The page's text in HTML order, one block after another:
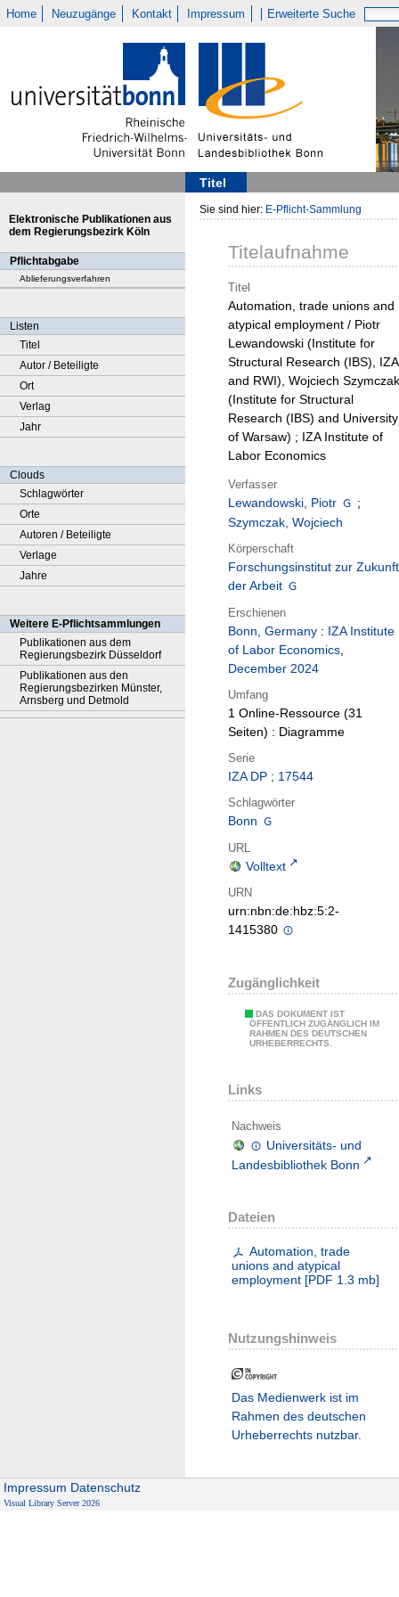
Home Neuzugänge Kontakt Impressum Erweiterte Suche
Titel
Elektronische Publikationen aus
dem Regierungsbezirk Köln
Pflichtabgabe
Ablieferungsverfahren
Listen
Titel
Autor / Beteiligte
Ort
Verlag
Jahr
Clouds
Schlagwörter
Orte
Autoren / Beteiligte
Verlage
Jahre
Weitere E-Pflichtsammlungen
Publikationen aus dem
Regierungsbezirk Düsseldorf
Publikationen aus den
Regierungsbezirken Münster,
Arnsberg und Detmold
Sie sind hier: E-Pflicht-Sammlung
Titelaufnahme
Titel
Automation, trade unions and
atypical employment / Piotr
Lewandowski (Institute for
Structural Research (IBS), IZA
and RWI), Wojciech Szymczak
(Institute for Structural
Research (IBS) and University
of Warsaw) ; IZA Institute of
Labor Economics
Verfasser
Lewandowski, Piotr
;
Szymczak, Wojciech
Körperschaft
Forschungsinstitut zur Zukunft
der Arbeit
Erschienen
Bonn, Germany : IZA Institute
of Labor Economics,
December 2024
Umfang
1 Online-Ressource (31
Seiten) : Diagramme
Serie
IZA DP ; 17544
Schlagwörter
Bonn
URL
Volltext
URN
urn:nbn:de:hbz:5:2-
1415380
Zugänglichkeit
DAS DOKUMENT IST
ÖFFENTLICH ZUGÄNGLICH IM
RAHMEN DES DEUTSCHEN
URHEBERRECHTS.
Links
Nachweis
Universitäts- und
Landesbibliothek Bonn
Dateien
Automation, trade
unions and atypical
employment [PDF 1.3 mb]
Nutzungshinweis
Das Medienwerk ist im
Rahmen des deutschen
Urheberrechts nutzbar.
Impressum Datenschutz
Visual Library Server 2026